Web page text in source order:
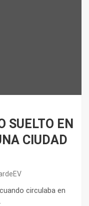
SUELTO EN
CIUDAD
circulaba en